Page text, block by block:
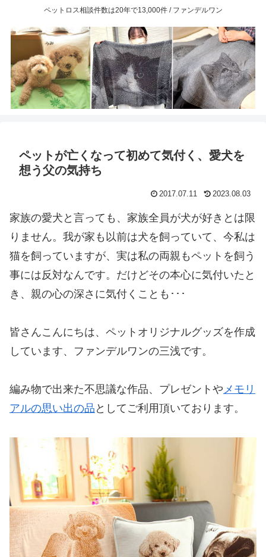
ペットロス相談件数は20年で13,000件 / ファンデルワン
ペットが亡くなって初めて気付く、愛犬を
想う父の気持ち
2017.07.11 2023.08.03
家族の愛犬と言っても、家族全員が犬が好きとは限
りません。我が家も以前は犬を飼っていて、今私は
猫を飼っていますが、実は私の両親もペットを飼う
事には反対なんです。だけどその本心に気付いたと
き、親の心の深さに気付くことも･･･
皆さんこんにちは、ペットオリジナルグッズを作成
しています、ファンデルワンの三浅です。
編み物で出来た不思議な作品、プレゼントやメモリ
アルの思い出の品 としてご利用頂いております。